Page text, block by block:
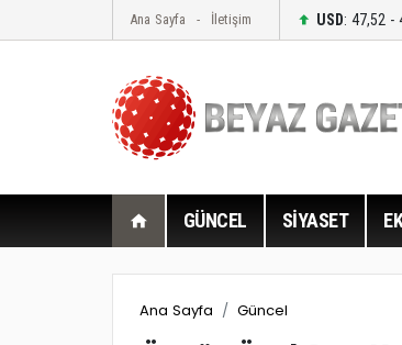
Ana Sayfa İletişim USD: 47,52 -
GÜNCEL SİYASET
Ana Sayfa Güncel